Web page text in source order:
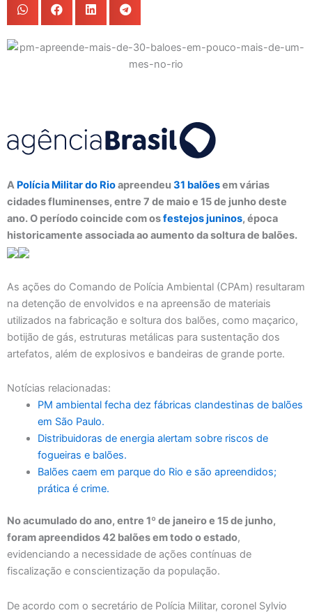
A Polícia Militar do Rioapreendeu 31 balõesem várias
cidades fluminenses, entre 7 de maio e 15 de junho deste
ano. O período coincide com osfestejos juninos, época
historicamente associada ao aumento da soltura de balões.
As ações do Comando de Polícia Ambiental (CPAm) resultaram
na detenção de envolvidos e na apreensão de materiais
utilizados na fabricação e soltura dos balões, como maçarico,
botijão de gás, estruturas metálicas para sustentação dos
artefatos, além de explosivos e bandeiras de grande porte.
Notícias relacionadas:
PM ambiental fecha dez fábricas clandestinas de balões
em São Paulo.
Distribuidoras de energia alertam sobre riscos de
fogueiras e balões.
Balões caem em parque do Rio e são apreendidos;
prática é crime.
No acumulado do ano, entre 1º de janeiro e 15 de junho,
foram apreendidos 42 balões em todo o estado,
evidenciando a necessidade de ações contínuas de
fiscalização e conscientização da população.
De acordo com o secretário de Polícia Militar, coronel Sylvio